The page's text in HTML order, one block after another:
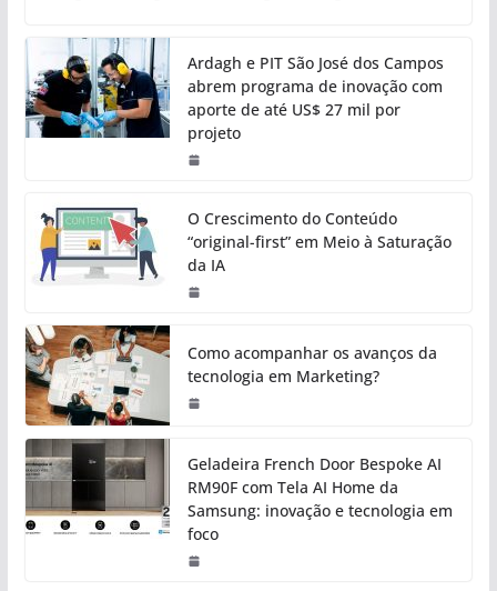
Ardagh e PIT São José dos Campos
abrem programa de inovação com
aporte de até US$ 27 mil por
projeto
O Crescimento do Conteúdo
“original-first” em Meio à Saturação
da IA
Como acompanhar os avanços da
tecnologia em Marketing?
Geladeira French Door Bespoke AI
RM90F com Tela AI Home da
Samsung: inovação e tecnologia em
foco